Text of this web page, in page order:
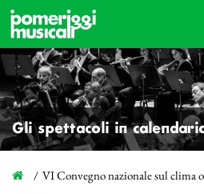
Gli spettacoli in
VI Convegno nazionale sul clima